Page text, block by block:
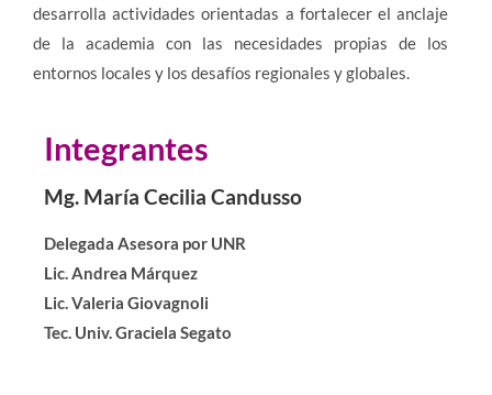
desarrolla actividades orientadas a fortalecer el anclaje
de la academia con las necesidades propias de los
entornos locales y los desafíos regionales y globales.
Integrantes
Mg. María Cecilia Candusso
Delegada Asesora por UNR
Lic. Andrea Márquez
Lic. Valeria Giovagnoli
Tec. Univ. Graciela Segato